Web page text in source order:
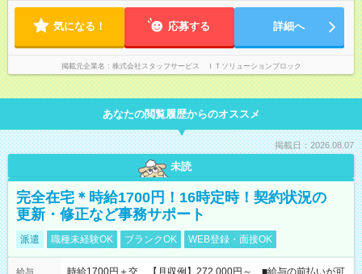
気になる！ 応募する 詳細へ
掲載元企業名 株式会社スタッフサービス ＩＴソリューションブロック
あなたの閲覧履歴からのオススメ
掲載日：2026.08.07
未読
完全在宅＊時給1700円！16時定時！契約状況の
更新・修正など事務サポート
派遣 職種未経験OK ブランクOK WEB登録・面接OK
給与
時給1700円＋交 【月収例】272,000円～ ■給与の前払いが可